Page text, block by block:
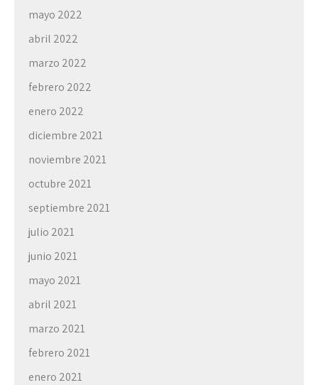
mayo 2022
abril 2022
marzo 2022
febrero 2022
enero 2022
diciembre 2021
noviembre 2021
octubre 2021
septiembre 2021
julio 2021
junio 2021
mayo 2021
abril 2021
marzo 2021
febrero 2021
enero 2021